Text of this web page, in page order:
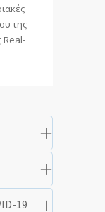
της
Real-
19